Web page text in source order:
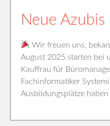
Neue
Wir freuen uns,
August 2025 starten bei
Kauffrau für
Fachinformatiker
Ausbildungsplätze haben